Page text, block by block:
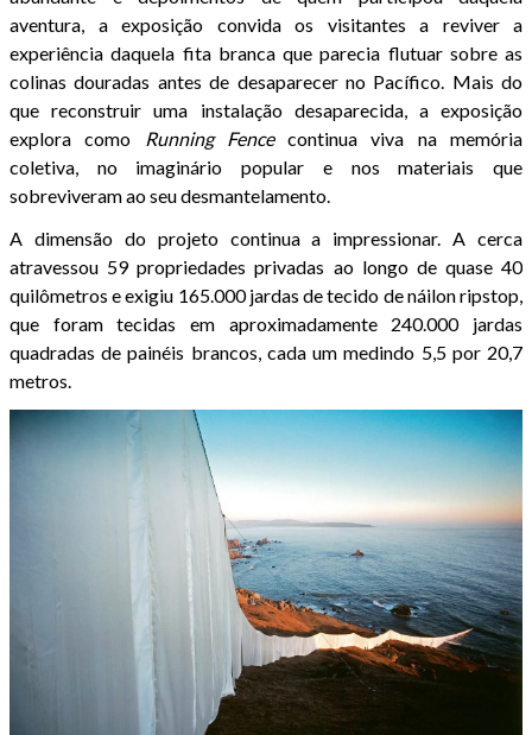
aventura, a exposição convida os visitantes a reviver a
experiência daquela fita branca que parecia flutuar sobre as
colinas douradas antes de desaparecer no Pacífico. Mais do
que reconstruir uma instalação desaparecida, a exposição
explora como
Running Fencecontinua viva na memória
coletiva, no imaginário popular e nos materiais que
sobreviveram ao seu desmantelamento.
A dimensão do projeto continua a impressionar. A cerca
atravessou 59 propriedades privadas ao longo de quase 40
quilômetros e exigiu 165.000 jardas de tecido de náilon ripstop,
que foram tecidas em aproximadamente 240.000 jardas
quadradas de painéis brancos, cada um medindo 5,5 por 20,7
metros.